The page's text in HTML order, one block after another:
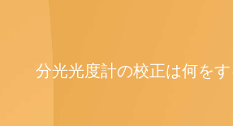
分光光度計の校正は何を